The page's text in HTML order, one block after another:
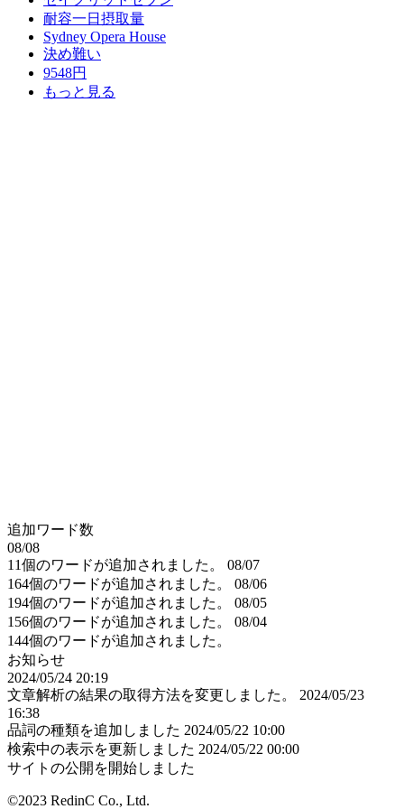
耐容一日摂取量
Sydney Opera House
決め難い
9548円
もっと見る
追加ワード数
08/08
11個のワードが追加されました。
08/07
164個のワードが追加されました。
08/06
194個のワードが追加されました。
08/05
156個のワードが追加されました。
08/04
144個のワードが追加されました。
お知らせ
2024/05/24 20:19
文章解析の結果の取得方法を変更しました。
2024/05/23
16:38
品詞の種類を追加しました 2024/05/22 10:00
検索中の表示を更新しました 2024/05/22 00:00
サイトの公開を開始しました
©2023 RedinC Co., Ltd.